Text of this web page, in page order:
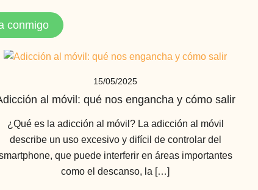
conmigo
15/05/2025
al móvil: qué nos engancha y cómo salir
¿Qué es la adicción al móvil? La adicción al móvil
describe un uso excesivo y difícil de controlar del
que puede interferir en áreas importantes
como el descanso, la […]